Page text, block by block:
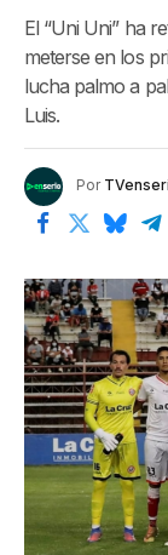
El “Uni Uni” ha
meterse en los
lucha palmo a
Luis.
Por